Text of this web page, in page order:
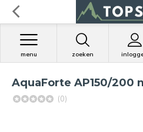
zoeken
menu
AquaForte AP150/200
(0)